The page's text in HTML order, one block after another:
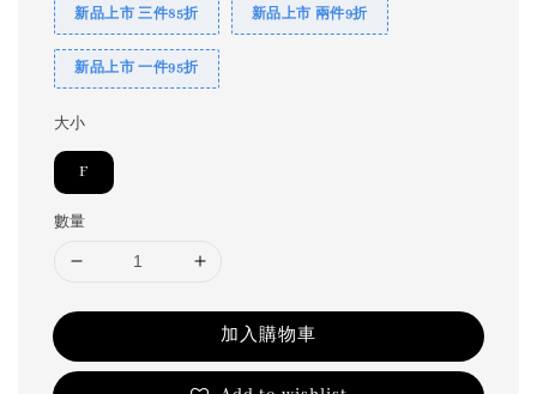
新品上市 三件85折 新品上市 兩件9折
新品上市 一件95折
大小
F
數量
加入購物車